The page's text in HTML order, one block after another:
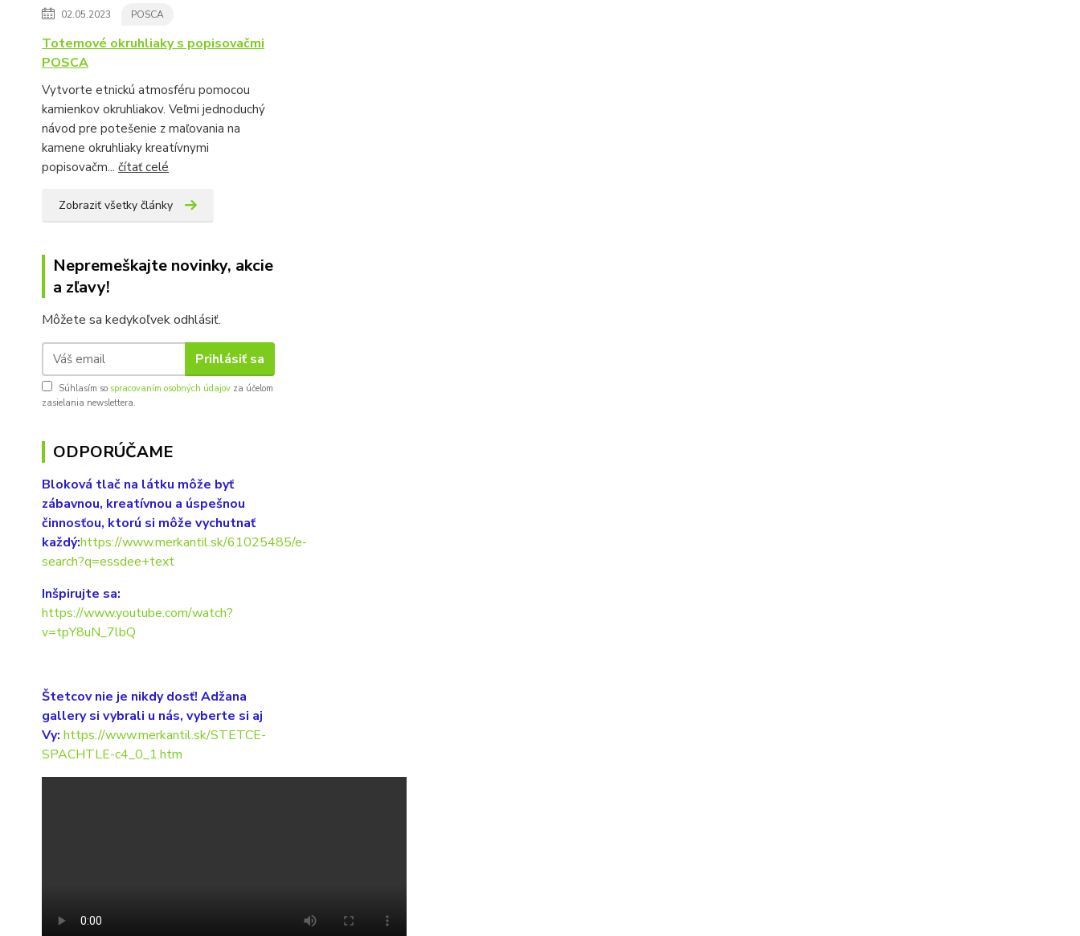
02.05.2023 POSCA
Totemové okruhliaky s popisovačmi
POSCA
Vytvorte etnickú atmosféru pomocou
kamienkov okruhliakov. Veľmi jednoduchý
návod pre potešenie z maľovania na
kamene okruhliaky kreatívnymi
popisovačm... čítať celé
Zobraziť všetky články
Nepremeškajte novinky, akcie
a zľavy!
Môžete sa kedykoľvek odhlásiť.
Prihlásiť sa
Súhlasím so spracovaním osobných údajov za účelom
zasielania newslettera.
ODPORÚČAME
Bloková tlač na látku môže byť
zábavnou, kreatívnou a úspešnou
činnosťou, ktorú si môže vychutnať
každý:https://www.merkantil.sk/61025485/e-
search?q=essdee+text
Inšpirujte sa:
https://www.youtube.com/watch?
v=tpY8uN_7lbQ
Štetcov nie je nikdy dosť! Adžana
gallery si vybrali u nás, vyberte si aj
Vy: https://www.merkantil.sk/STETCE-
SPACHTLE-c4_0_1.htm